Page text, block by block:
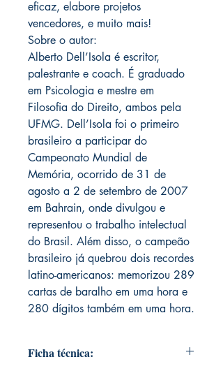
eficaz, elabore projetos
vencedores, e muito mais!
Sobre o autor:
Alberto Dell’Isola é escritor,
palestrante e coach. É graduado
em Psicologia e mestre em
Filosofia do Direito, ambos pela
UFMG. Dell’Isola foi o primeiro
brasileiro a participar do
Campeonato Mundial de
Memória, ocorrido de 31 de
agosto a 2 de setembro de 2007
em Bahrain, onde divulgou e
representou o trabalho intelectual
do Brasil. Além disso, o campeão
brasileiro já quebrou dois recordes
latino-americanos: memorizou 289
cartas de baralho em uma hora e
280 dígitos também em uma hora.
Ficha técnica: